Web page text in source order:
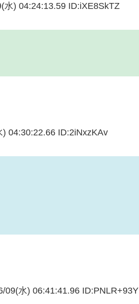
水) 04:24:13.59 ID:iXE8SkTZ
04:30:22.66 ID:2iNxzKAv
09(水) 06:41:41.96 ID:PNLR+93Y